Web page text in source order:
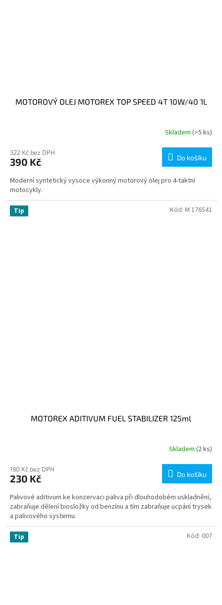
MOTOROVÝ OLEJ MOTOREX TOP SPEED 4T 10W/40 1L
Skladem (>5 ks)
322 Kč bez DPH
390 Kč Do košíku
Moderní syntetický vysoce výkonný motorový olej pro 4-taktní
motocykly.
Tip
MOTOREX ADITIVUM FUEL STABILIZER 125ml
Skladem (2 ks)
190 Kč bez DPH
230 Kč Do košíku
Palivové aditivum ke konzervaci paliva při dlouhodobém uskladnění,
zabraňuje dělení biosložky od benzínu a tím zabraňuje ucpání trysek
a palivového systemu.
Kód: M 176541
Tip Kód: 007